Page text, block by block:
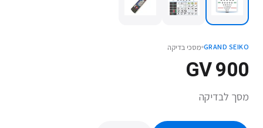
GRAND SEIKO מסכי בדיקה
GV 900
מסך לבדיקה